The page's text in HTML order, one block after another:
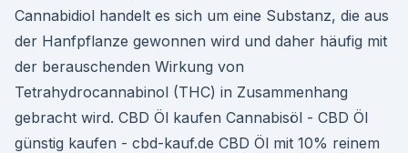
Cannabidiol handelt es sich um eine Substanz, die aus
der Hanfpflanze gewonnen wird und daher häufig mit
der berauschenden Wirkung von
Tetrahydrocannabinol (THC) in Zusammenhang
gebracht wird. CBD Öl kaufen Cannabisöl - CBD Öl
günstig kaufen - cbd-kauf.de CBD Öl mit 10% reinem